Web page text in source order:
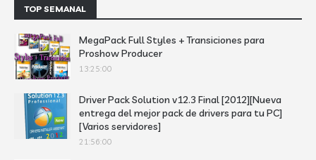
TOP SEMANAL
MegaPack Full Styles + Transiciones para
Proshow Producer
13:25:00
Driver Pack Solution v12.3 Final [2012][Nueva
entrega del mejor pack de drivers para tu PC]
[Varios servidores]
21:56:00